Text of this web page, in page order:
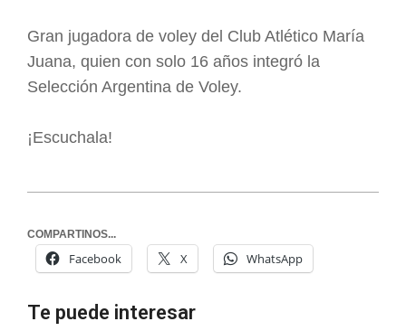
Gran jugadora de voley del Club Atlético María
Juana, quien con solo 16 años integró la
Selección Argentina de Voley.
¡Escuchala!
COMPARTINOS...
Facebook X WhatsApp
Te puede interesar